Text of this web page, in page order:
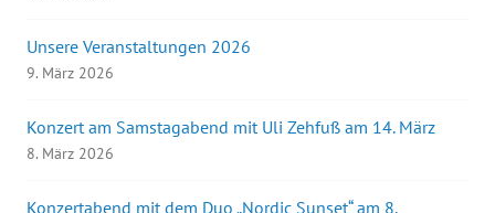
Unsere Veranstaltungen 2026
9. März 2026
Konzert am Samstagabend mit Uli Zehfuß am 14. März
8. März 2026
Konzertabend mit dem Duo „Nordic Sunset“ am 8.